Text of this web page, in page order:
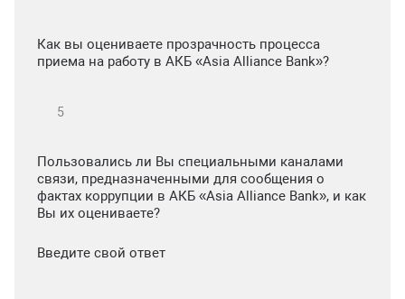
Как вы оцениваете прозрачность процесса
приема на работу в АКБ «Asia Alliance Bank»?
Пользовались ли Вы специальными каналами
связи, предназначенными для сообщения о
фактах коррупции в АКБ «Asia Alliance Bank», и как
Вы их оцениваете?
Введите свой ответ